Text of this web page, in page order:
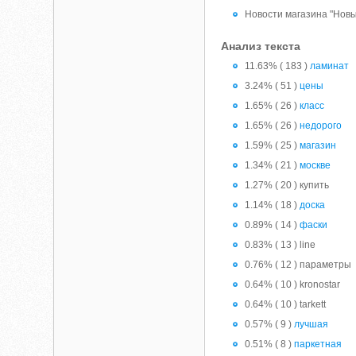
Новости магазина
Анализ текста
11.63% ( 183 )ламинат
3.24% ( 51 )цены
1.65% ( 26 )класс
1.65% ( 26 )недорого
1.59% ( 25 )магазин
1.34% ( 21 )москве
1.27% ( 20 ) купить
1.14% ( 18 )доска
0.89% ( 14 )фаски
0.83% ( 13 ) line
0.76% ( 12 ) параметры
0.64% ( 10 ) kronostar
0.64% ( 10 ) tarkett
0.57% ( 9 )лучшая
0.51% ( 8 )паркетная